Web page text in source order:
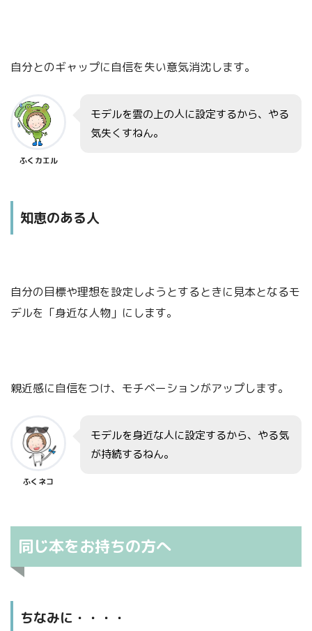
STEP.3
さらに、自分のアレンジが功を奏したら、モデルとなった人
の考え方や行動のパターンから離れます。
そして自分の独自の考え方や行動パターンを編み出します。
ふくカエル
自分とのギャップに自信を失い意気消沈します。
ふくカエル
モデルを雲の上の人に設定するから、やる
気失くすねん。
知恵のある人
自分の目標や理想を設定しようとするときに見本となるモ
デルを「身近な人物」にします。
親近感に自信をつけ、モチベーションがアップします。
ふくネコ
モデルを身近な人に設定するから、やる気
が持続するねん。
同じ本をお持ちの方へ
ちなみに・・・・